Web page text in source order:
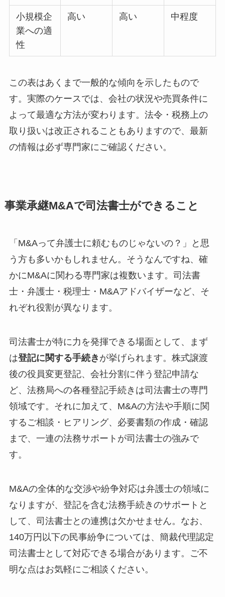
小規模企
業への適
性
高い 高い 中程度
この表はあくまで一般的な傾向を示したもので
す。実際のケースでは、会社の状況や売買条件に
よって最適な方法が変わります。法令・税務上の
取り扱いは改正されることもありますので、最新
の情報は必ず専門家にご確認ください。
事業承継M&Aで司法書士ができること
「M&Aって弁護士に頼むものじゃないの？」と思
う方も多いかもしれません。そうなんですね、確
かにM&Aに関わる専門家は複数います。司法書
士・弁護士・税理士・M&Aアドバイザーなど、そ
れぞれ役割が異なります。
司法書士が特に力を発揮できる場面として、まず
は登記に関する手続き が挙げられます。株式譲渡
後の役員変更登記、会社分割に伴う登記申請な
ど、法務局への各種登記手続きは司法書士の専門
領域です。それに加えて、M&Aの方法や手順に関
するご相談・ヒアリング、必要書類の作成・確認
まで、一連の法務サポートが司法書士の強みで
す。
M&Aの全体的な交渉や紛争対応は弁護士の領域に
なりますが、登記を含む法務手続きのサポートと
して、司法書士との連携は欠かせません。なお、
140万円以下の民事紛争については、簡裁代理認定
司法書士として対応できる場合があります。ご不
明な点はお気軽にご相談ください。